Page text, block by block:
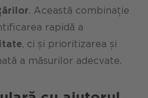
. Această combinație
rapidă a
, ci și prioritizarea și
a măsurilor adecvate.